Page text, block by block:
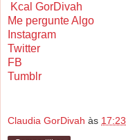
Kcal GorDivah
Me pergunte Algo
Instagram
Twitter
FB
Tumblr
Claudia GorDivah às 17:23